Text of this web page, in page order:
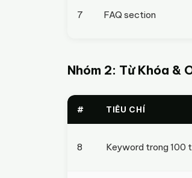
7 FAQ section
Nhóm 2: Từ Khóa &
# TIÊU CHÍ
8 Keyword trong 100